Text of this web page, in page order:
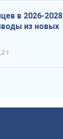
в 2026-2028
из новых
т.